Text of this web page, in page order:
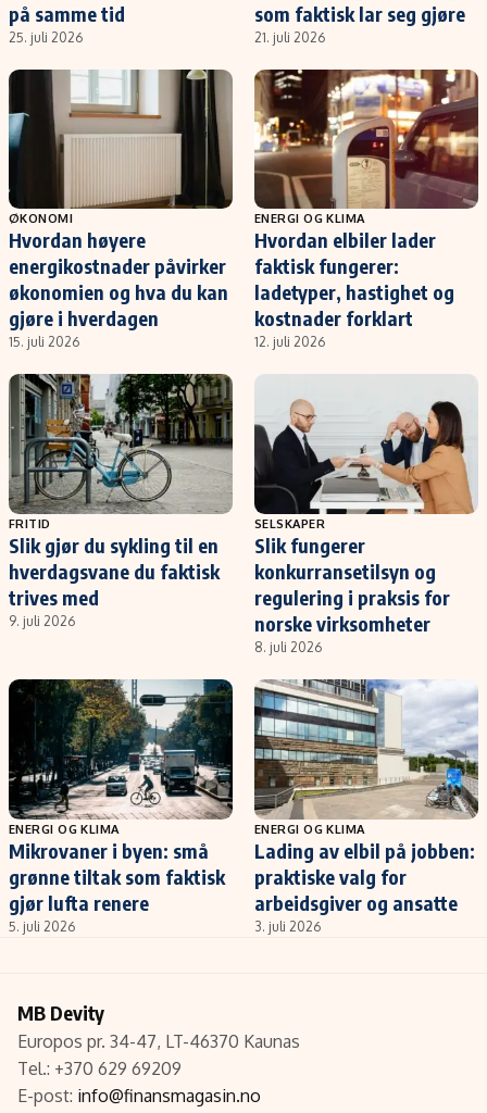
på samme tid
25. juli 2026
som faktisk lar seg gjøre
21. juli 2026
ØKONOMI
Hvordan høyere
energikostnader påvirker
økonomien og hva du kan
gjøre i hverdagen
15. juli 2026
ENERGI OG KLIMA
Hvordan elbiler lader
faktisk fungerer:
ladetyper, hastighet og
kostnader forklart
12. juli 2026
FRITID
Slik gjør du sykling til en
hverdagsvane du faktisk
trives med
9. juli 2026
SELSKAPER
Slik fungerer
konkurransetilsyn og
regulering i praksis for
norske virksomheter
8. juli 2026
ENERGI OG KLIMA
Mikrovaner i byen: små
grønne tiltak som faktisk
gjør lufta renere
5. juli 2026
ENERGI OG KLIMA
Lading av elbil på jobben:
praktiske valg for
arbeidsgiver og ansatte
3. juli 2026
MB Devity
Europos pr. 34-47, LT-46370 Kaunas
Tel.: +370 629 69209
E-post: info@finansmagasin.no